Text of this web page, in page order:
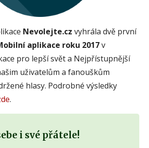
Nevolejte.cz vyhrála dvě první
aplikace roku 2017v
pro lepší svět a Nejpřístupnější
uživatelům a fanouškům
hlasy. Podrobné výsledky
.
i své přátele!